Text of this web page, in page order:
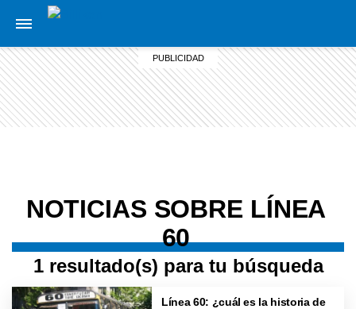
NOTICIAS SOBRE LÍNEA
60
1 resultado(s) para tu búsqueda
Línea 60: ¿cuál es la historia de